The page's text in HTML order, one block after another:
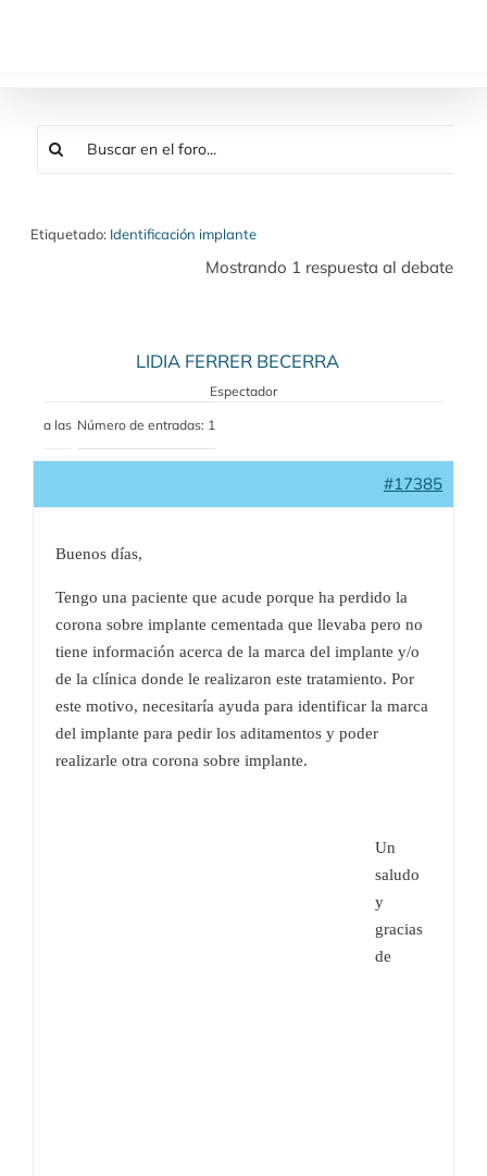
Etiquetado: Identificación implante
Mostrando 1 respuesta al debate
LIDIA FERRER BECERRA
Espectador
a las Número de entradas: 1
#17385
Buenos días,
Tengo una paciente que acude porque ha perdido la
corona sobre implante cementada que llevaba pero no
tiene información acerca de la marca del implante y/o
de la clínica donde le realizaron este tratamiento. Por
este motivo, necesitaría ayuda para identificar la marca
del implante para pedir los aditamentos y poder
realizarle otra corona sobre implante.
Un
saludo
y
gracias
de